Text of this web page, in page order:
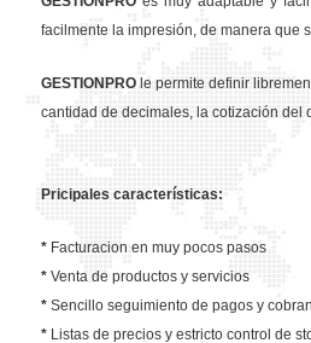
facilmente la impresión, de manera que
GESTION PRO le permite definir
cantidad de decimales, la cotización del
Pricipales características:
* Facturacion en muy pocos pasos
* Venta de productos y servicios
* Sencillo seguimiento de pagos y
* Listas de precios y estricto control de